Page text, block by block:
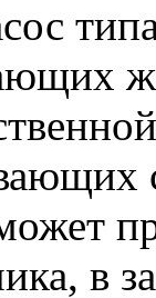
в